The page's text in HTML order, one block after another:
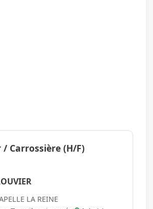
/ Carrossière (H/F)
LA REINE